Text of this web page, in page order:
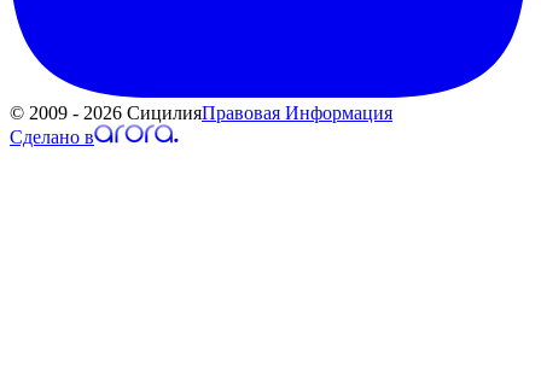
© 2009 - 2026 СицилияПравовая Информация
Сделано в